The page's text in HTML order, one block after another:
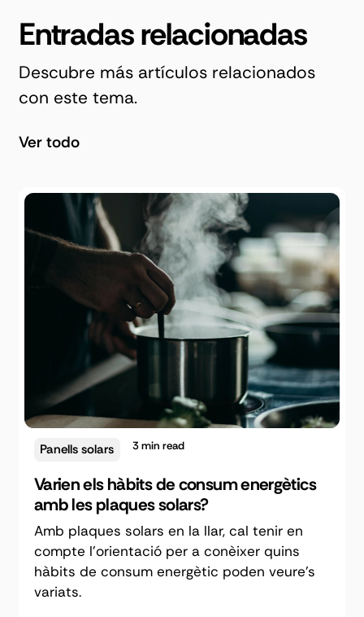
Entradas relacionadas
Descubre más artículos relacionados
con este tema.
Ver todo
Panells solars 3min read
Varien els hàbits de consum energètics
amb les plaques solars?
Amb plaques solars en la llar, cal tenir en
compte l'orientació per a conèixer quins
hàbits de consum energètic poden veure's
variats.